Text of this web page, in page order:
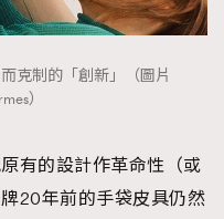
克制的「創新」（圖片
）
有的設計作革命性（或
20年前的手袋皮具仍然